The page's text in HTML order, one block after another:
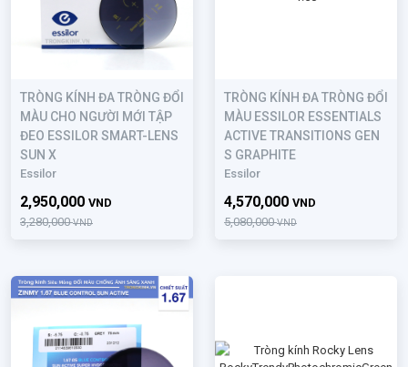
TRÒNG KÍNH ĐA TRÒNG ĐỔI
MÀU CHO NGƯỜI MỚI TẬP
ĐEO ESSILOR SMART-LENS
SUN X
Essilor
3,280,000VND
2,950,000 VND
TRÒNG KÍNH ĐA TRÒNG ĐỔI
MÀU ESSILOR ESSENTIALS
ACTIVE TRANSITIONS GEN
S GRAPHITE
Essilor
5,080,000VND
4,570,000 VND